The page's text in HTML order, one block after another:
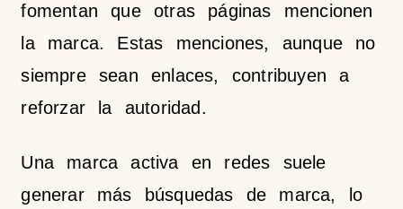
fomentan que otras páginas mencionen
la marca. Estas menciones, aunque no
siempre sean enlaces, contribuyen a
reforzar la autoridad.
Una marca activa en redes suele
generar más búsquedas de marca, lo